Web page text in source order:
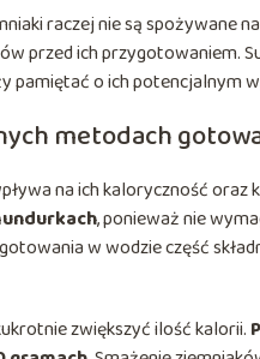
raczej nie są spożywane
przed ich przygotowaniem.
pamiętać o ich potencjalnym
metodach
na ich kaloryczność
, ponieważ nie
w wodzie część
zwiększyć ilość kalorii.